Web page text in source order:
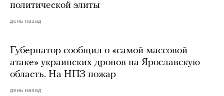
политической элиты
день назад
Губернатор сообщил о «самой массовой
атаке» украинских дронов на Ярославскую
область. На НПЗ пожар
день назад